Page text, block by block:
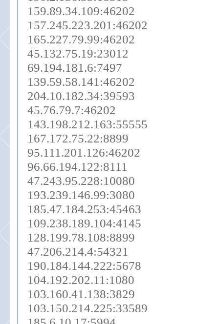
159.89.34.109:46202
157.245.223.201:46202
165.227.79.99:46202
45.132.75.19:23012
69.194.181.6:7497
139.59.58.141:46202
204.10.182.34:39593
45.76.79.7:46202
143.198.212.163:55555
167.172.75.22:8899
95.111.201.126:46202
96.66.194.122:8111
47.243.95.228:10080
193.239.146.99:3080
185.47.184.253:45463
109.238.189.104:4145
128.199.78.108:8899
47.206.214.4:54321
190.184.144.222:5678
104.192.202.11:1080
103.160.41.138:3829
103.150.214.225:33589